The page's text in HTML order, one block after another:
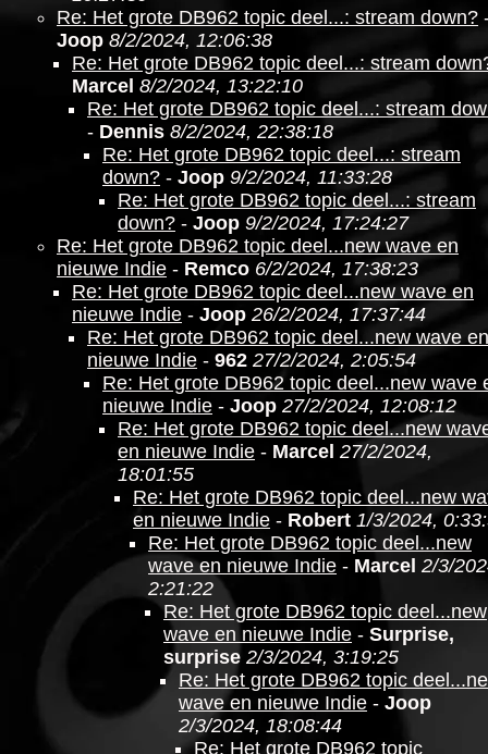
Re: Het grote DB962 topic deel...: stream down?
Joop 8/2/2024, 12:06:38
Re: Het grote DB962 topic deel...: stream
Marcel 8/2/2024, 13:22:10
Re: Het grote DB962 topic deel...: stream
- Dennis 8/2/2024, 22:38:18
Re: Het grote DB962 topic deel...: stream
down? - Joop 9/2/2024, 11:33:28
Re: Het grote DB962 topic deel...: stream
down? - Joop 9/2/2024, 17:24:27
Re: Het grote DB962 topic deel...new wave en
nieuwe Indie - Remco 6/2/2024, 17:38:23
Re: Het grote DB962 topic deel...new wave en
nieuwe Indie - Joop 26/2/2024, 17:37:44
Re: Het grote DB962 topic deel...new wave en
nieuwe Indie - 962 27/2/2024, 2:05:54
Re: Het grote DB962 topic deel...new wave
nieuwe Indie - Joop 27/2/2024, 12:08:12
Re: Het grote DB962 topic deel...new
en nieuwe Indie - Marcel 27/2/2024,
18:01:55
Re: Het grote DB962 topic deel...new
en nieuwe Indie - Robert 1/3/2024,
Re: Het grote DB962 topic deel...new
wave en nieuwe Indie - Marcel 2/3/
2:21:22
Re: Het grote DB962 topic deel...new
wave en nieuwe Indie - Surprise,
surprise 2/3/2024, 3:19:25
Re: Het grote DB962 topic
wave en nieuwe Indie - Joop
2/3/2024, 18:08:44
Re: Het grote DB962 topic